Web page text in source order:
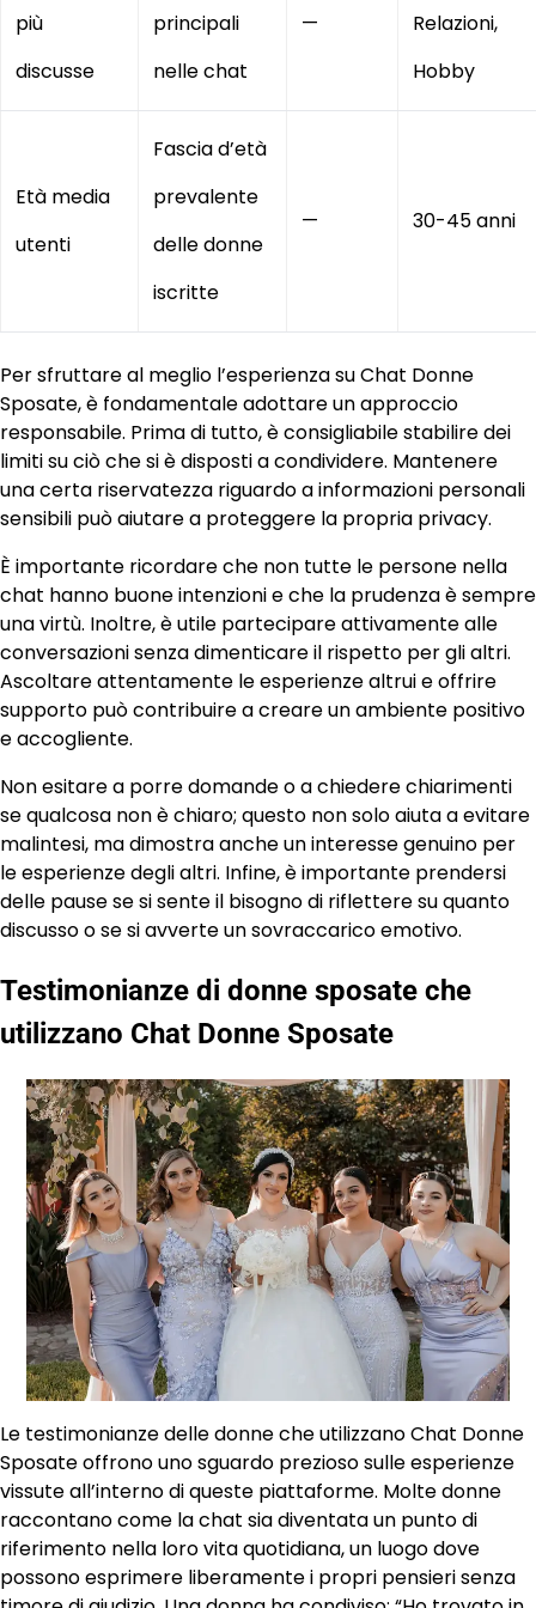
più
discusse
principali
nelle chat
—
Relazioni,
Hobby
Età media
utenti
Fascia d’età
prevalente
delle donne
iscritte
— 30-45 anni
Per sfruttare al meglio l’esperienza su Chat Donne
Sposate, è fondamentale adottare un approccio
responsabile. Prima di tutto, è consigliabile stabilire dei
limiti su ciò che si è disposti a condividere. Mantenere
una certa riservatezza riguardo a informazioni personali
sensibili può aiutare a proteggere la propria privacy.
È importante ricordare che non tutte le persone nella
chat hanno buone intenzioni e che la prudenza è sempre
una virtù. Inoltre, è utile partecipare attivamente alle
conversazioni senza dimenticare il rispetto per gli altri.
Ascoltare attentamente le esperienze altrui e offrire
supporto può contribuire a creare un ambiente positivo
e accogliente.
Non esitare a porre domande o a chiedere chiarimenti
se qualcosa non è chiaro; questo non solo aiuta a evitare
malintesi, ma dimostra anche un interesse genuino per
le esperienze degli altri. Infine, è importante prendersi
delle pause se si sente il bisogno di riflettere su quanto
discusso o se si avverte un sovraccarico emotivo.
Testimonianze di donne sposate che
utilizzano Chat Donne Sposate
Le testimonianze delle donne che utilizzano Chat Donne
Sposate offrono uno sguardo prezioso sulle esperienze
vissute all’interno di queste piattaforme. Molte donne
raccontano come la chat sia diventata un punto di
riferimento nella loro vita quotidiana, un luogo dove
possono esprimere liberamente i propri pensieri senza